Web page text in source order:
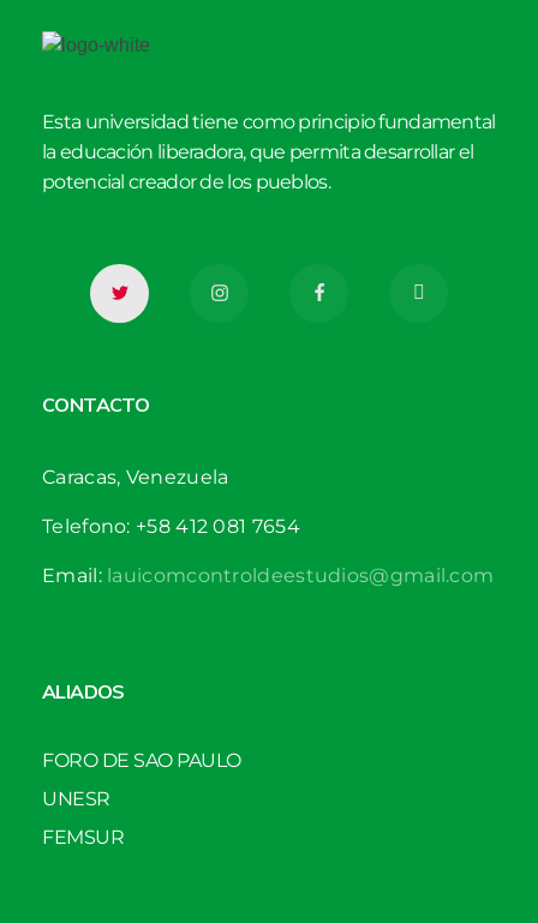
Esta universidad tiene como principio fundamental
la educación liberadora, que permita desarrollar el
potencial creador de los pueblos.
CONTACTO
Caracas, Venezuela
Telefono: +58 412 081 7654
Email:lauicomcontroldeestudios@gmail.com
ALIADOS
FORO DE SAO PAULO
UNESR
FEMSUR